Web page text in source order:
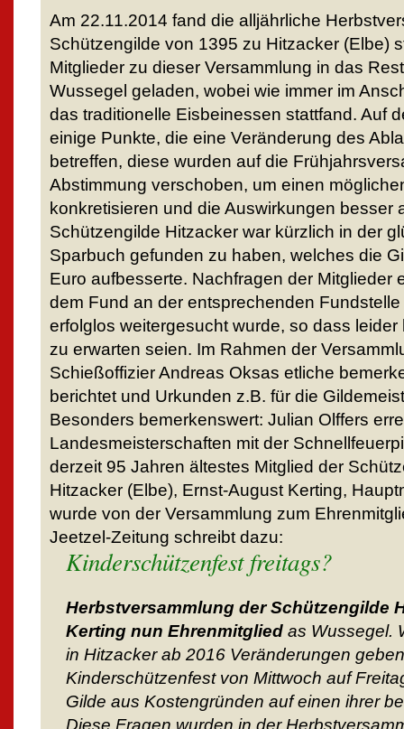
Am 22.11.2014 fand die alljährliche
Schützengilde von 1395 zu Hitzacker (Elbe)
Mitglieder zu dieser Versammlung in das
Wussegel geladen, wobei wie immer im
das traditionelle Eisbeinessen stattfand. Auf
einige Punkte, die eine Veränderung des
betreffen, diese wurden auf die
Abstimmung verschoben, um einen
konkretisieren und die Auswirkungen besser
Schützengilde Hitzacker war kürzlich in der
Sparbuch gefunden zu haben, welches die
Euro aufbesserte. Nachfragen der Mitglieder
dem Fund an der entsprechenden
erfolglos weitergesucht wurde, so dass
zu erwarten seien. Im Rahmen der
Schießoffizier Andreas Oksas etliche
berichtet und Urkunden z.B. für die
Besonders bemerkenswert: Julian Olffers
Landesmeisterschaften mit der
derzeit 95 Jahren ältestes Mitglied der
Hitzacker (Elbe), Ernst-August Kerting,
wurde von der Versammlung zum
Jeetzel-Zeitung schreibt dazu:
Kinderschützenfest freitags?
Herbstversammlung der Schützengilde
Kerting nun Ehrenmitglied as Wussegel.
in Hitzacker ab 2016 Veränderungen
Kinderschützenfest von Mittwoch auf
Gilde aus Kostengründen auf einen ihrer
Diese Fragen wurden in der